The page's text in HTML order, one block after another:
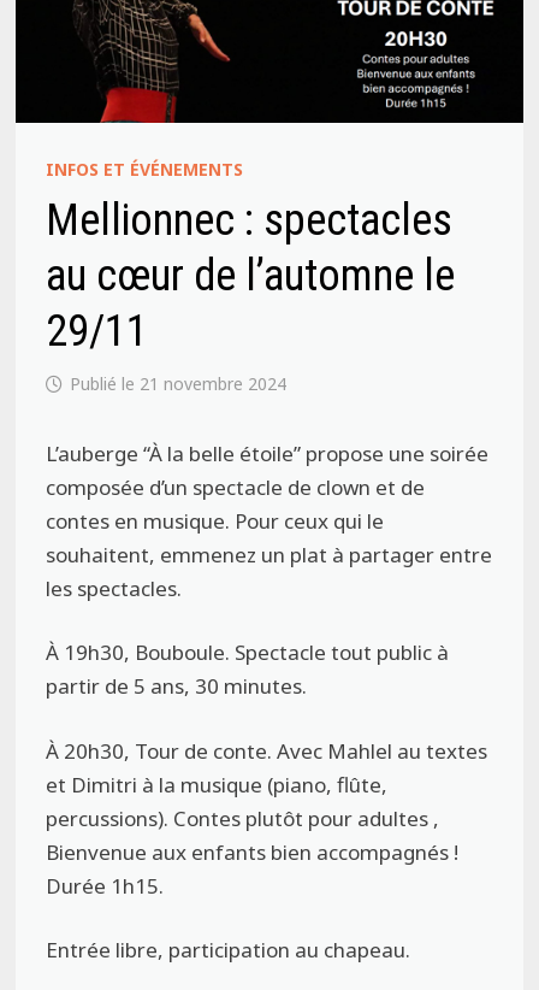
INFOS ET ÉVÉNEMENTS
Mellionnec : spectacles
au cœur de l’automne le
29/11
21 novembre 2024
L’auberge “À la belle étoile” propose une soirée
composée d’un spectacle de clown et de
contes en musique. Pour ceux qui le
souhaitent, emmenez un plat à partager entre
les spectacles.
À 19h30, Bouboule. Spectacle tout public à
partir de 5 ans, 30 minutes.
À 20h30, Tour de conte. Avec Mahlel au textes
et Dimitri à la musique (piano, flûte,
percussions). Contes plutôt pour adultes ,
Bienvenue aux enfants bien accompagnés !
Durée 1h15.
Entrée libre, participation au chapeau.